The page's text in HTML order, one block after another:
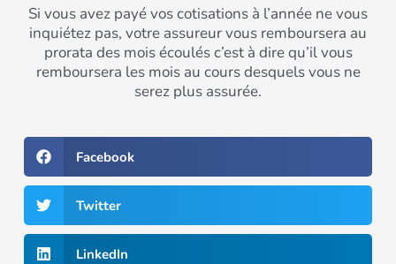
Si vous avez payé vos cotisations à l’année ne vous
inquiétez pas, votre assureur vous remboursera au
prorata des mois écoulés c’est à dire qu’il vous
remboursera les mois au cours desquels vous ne
serez plus assurée.
Facebook
Twitter
LinkedIn